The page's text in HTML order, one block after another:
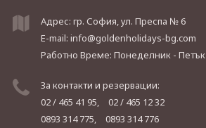
Адрес: гр. София, ул. Преспа № 6
E-mail: info@goldenholidays-bg.com
Работно Време: Понеделник - Петък
За контакти и резервации:
02 / 465 41 95,
02 / 465 12 32
0893 314 775,
0893 314 776